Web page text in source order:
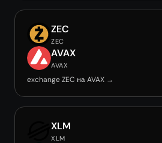
ZEC
ZEC
AVAX
AVAX
exchange ZEC на AVAX →
XLM
XLM